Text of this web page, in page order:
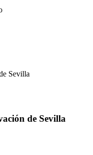
Sevilla
de Sevilla